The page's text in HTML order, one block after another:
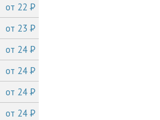
от 22P
от 23P
от 24P
от 24P
от 24P
от 24P